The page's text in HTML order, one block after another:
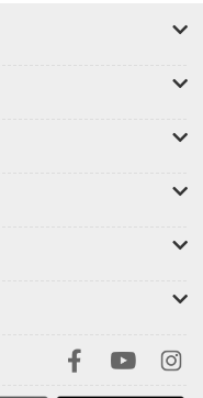
/ベイエリアショッ
函館朝市)
街道/パッチワーク
なカフェ&レスト
場・農場体験/ノ
湖/海鮮グルメ)
ズ)